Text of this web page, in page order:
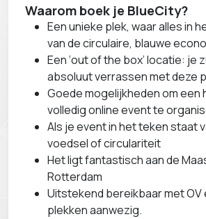
Waarom boek je BlueCity?
Een unieke plek, waar alles in
van de circulaire, blauwe
Een ‘out of the box’ locatie: je
absoluut verrassen met deze
Goede mogelijkheden om een
volledig online event te
Als je event in het teken staat
voedsel of circulariteit
Het ligt fantastisch aan de
Rotterdam
Uitstekend bereikbaar met OV
plekken aanwezig.